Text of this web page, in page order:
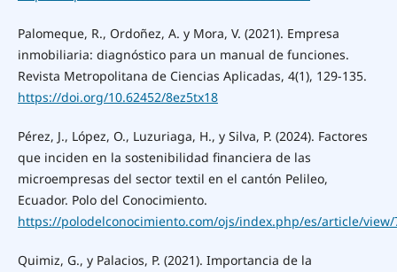
Palomeque, R., Ordoñez, A. y Mora, V. (2021). Empresa
inmobiliaria: diagnóstico para un manual de funciones.
Revista Metropolitana de Ciencias Aplicadas, 4(1), 129-135.
https://doi.org/10.62452/8ez5tx18
Pérez, J., López, O., Luzuriaga, H., y Silva, P. (2024). Factores
que inciden en la sostenibilidad financiera de las
microempresas del sector textil en el cantón Pelileo,
Ecuador. Polo del Conocimiento.
https://polodelconocimiento.com/ojs/index.php/es/article/view/
Quimiz, G., y Palacios, P. (2021). Importancia de la